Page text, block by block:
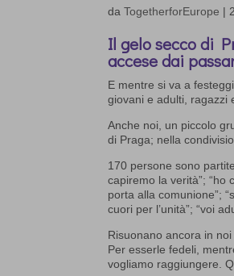
daTogetherforEurope |
Il gelo secco di
accese dai
E mentre si va a
giovani e adulti, ragazzi
Anche noi, un piccolo
di Praga; nella
170 persone sono
capiremo la verità”; “ho
porta alla comunione”;
cuori per l’unità”; “voi
Risuonano ancora in
Per esserle fedeli,
vogliamo raggiungere.